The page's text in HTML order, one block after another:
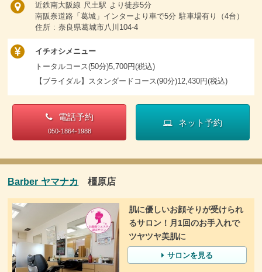
近鉄南大阪線 尺土駅 より徒歩5分
南阪奈道路「葛城」インターより車で5分 駐車場有り（4台）
住所 : 奈良県葛城市八川104-4
イチオシメニュー
トータルコース(50分)5,700円(税込)
【ブライダル】スタンダードコース(90分)12,430円(税込)
電話予約
050-1864-1988
ネット予約
Barber ヤマナカ 橿原店
肌に優しいお顔そりが受けられ
るサロン！月1回のお手入れで
ツヤツヤ美肌に
サロンを見る